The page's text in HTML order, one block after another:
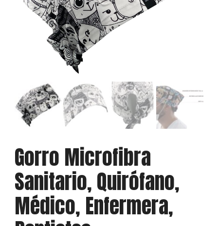
Gorro Microfibra
Sanitario, Quirófano,
Médico, Enfermera,